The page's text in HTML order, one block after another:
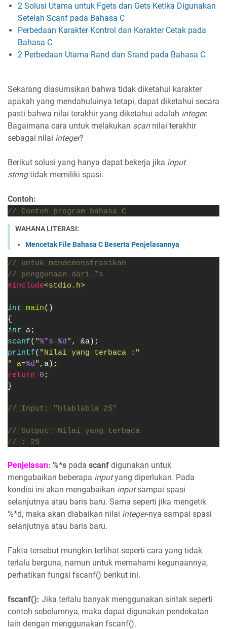
2 Solusi Utama untuk Fgets dan Gets Ketika Digunakan
Setelah Scanf pada Bahasa C
Perbedaan Karakter Kontrol dan Karakter Cetak pada
Bahasa C
2 Perbedaan Utama Rand dan Srand pada Bahasa C
Sekarang diasumsikan bahwa tidak diketahui karakter
apakah yang mendahuluinya tetapi, dapat diketahui secara
pasti bahwa nilai terakhir yang diketahui adalah integer.
Bagaimana cara untuk melakukan scannilai terakhir
sebagai nilai integer?
Berikut solusi yang hanya dapat bekerja jika input
stringtidak memiliki spasi.
Contoh:
// Contoh program bahasa C
WAHANA LITERASI:
Mencetak File Bahasa C Beserta Penjelasannya
// untuk mendemonstrasikan
// penggunaan dari *s
#include<stdio.h>
int main()
{
int a;
scanf( "%*s %d " , &a);
printf( "Nilai yang terbaca :"
" a=%d " ,a);
return 0 ;
}
// Input: "blablabla 25"
// Output: Nilai yang terbaca
// : 25
Penjelasan: %*s pada scanf digunakan untuk
mengabaikan beberapa inputyang diperlukan. Pada
kondisi ini akan mengabaikan inputsampai spasi
selanjutnya atau baris baru. Sama seperti jika mengetik
%*d, maka akan diabaikan nilai integer-nya sampai spasi
selanjutnya atau baris baru.
Fakta tersebut mungkin terlihat seperti cara yang tidak
terlalu berguna, namun untuk memahami kegunaannya,
perhatikan fungsi fscanf() berikut ini.
fscanf(): Jika terlalu banyak menggunakan sintak seperti
contoh sebelumnya, maka dapat digunakan pendekatan
lain dengan menggunakan fscanf().